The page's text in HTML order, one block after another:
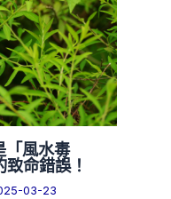
「風水毒
命錯誤！
03-23